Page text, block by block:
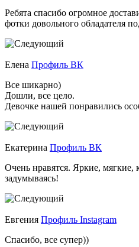
Ребята спасибо огромное
фотки довольного обладателя
Елена Профиль ВК
Все шикарно)
Дошли, все цело.
Девочке нашей понравились
Екатерина Профиль ВК
Очень нравятся. Яркие, мягкие,
задумываясь!
Евгения Профиль Instagram
Спасибо, все супер))